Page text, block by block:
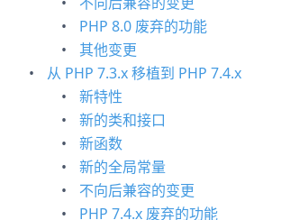
PHP 8.0 废弃的功能
其他变更
从 PHP 7.3.x 移植到 PHP 7.4.x
新特性
新的类和接口
新函数
新的全局常量
不向后兼容的变更
PHP 7.4.x 废弃的功能